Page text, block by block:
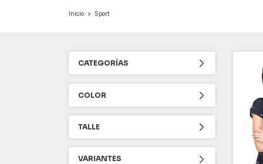
Inicio > Sport
CATEGORÍAS
COLOR
TALLE
VARIANTES